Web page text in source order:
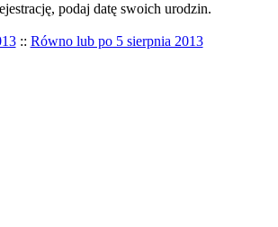
podaj datę swoich urodzin.
:: Równo lub po 5 sierpnia 2013